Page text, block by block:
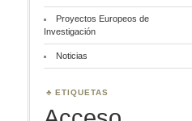
Proyectos Europeos de
Investigación
Noticias
ETIQUETAS